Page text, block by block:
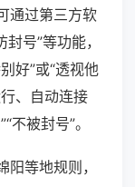
通过第三方软
号”等功能，
好”或“透视他
、自动连接
不被封号”。
等地规则，